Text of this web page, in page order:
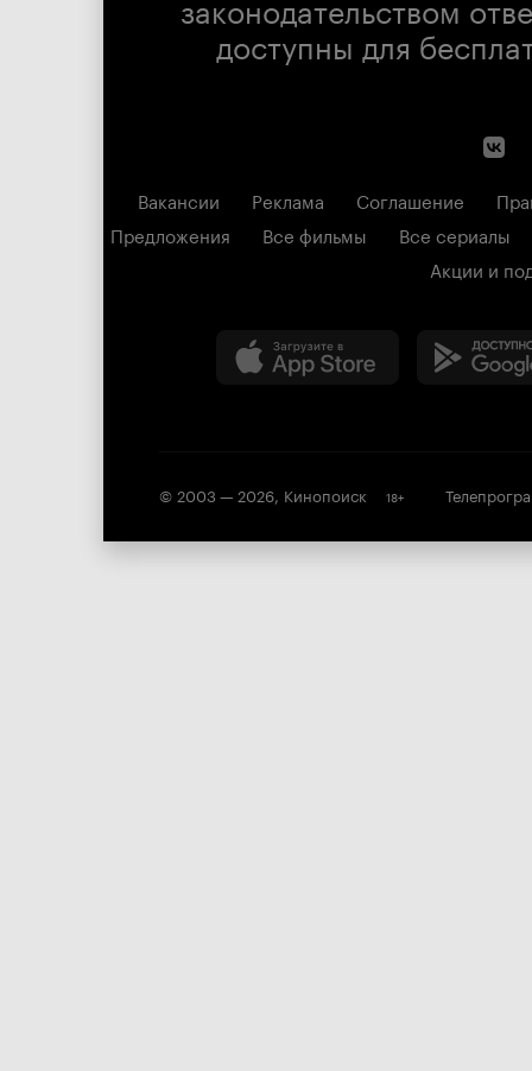
доступны для
Вакансии Реклама Соглашение
Предложения
Все фильмы
Все сериалы
Акции и
© 2003 — 2026, Кинопоиск 18+